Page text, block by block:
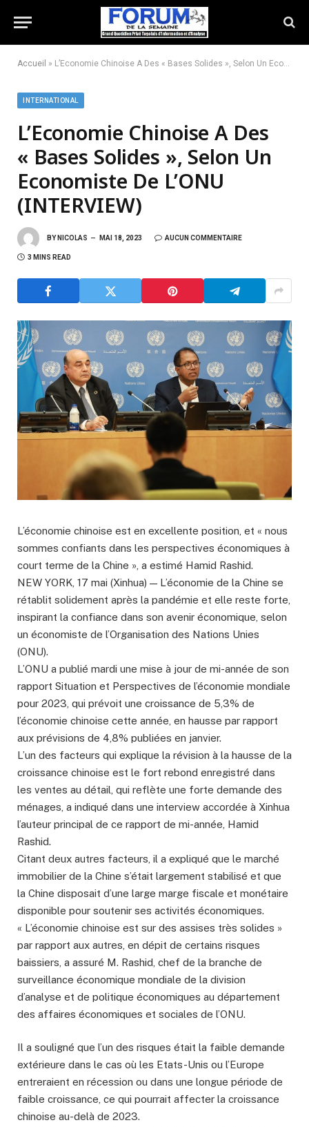
Accueil » L’Economie Chinoise A Des « Bases Solides », Selon Un Economiste De L’ONU (INTERVIEW)
INTERNATIONAL
L’Economie Chinoise A Des
« Bases Solides », Selon Un
Economiste De L’ONU
(INTERVIEW)
BY NICOLAS MAI 18, 2023 AUCUN COMMENTAIRE
3 MINS READ
L’économie chinoise est en excellente position, et « nous
sommes confiants dans les perspectives économiques à
court terme de la Chine », a estimé Hamid Rashid.
NEW YORK, 17 mai (Xinhua) — L’économie de la Chine se
rétablit solidement après la pandémie et elle reste forte,
inspirant la confiance dans son avenir économique, selon
un économiste de l’Organisation des Nations Unies
(ONU).
L’ONU a publié mardi une mise à jour de mi-année de son
rapport Situation et Perspectives de l’économie mondiale
pour 2023, qui prévoit une croissance de 5,3% de
l’économie chinoise cette année, en hausse par rapport
aux prévisions de 4,8% publiées en janvier.
L’un des facteurs qui explique la révision à la hausse de la
croissance chinoise est le fort rebond enregistré dans
les ventes au détail, qui reflète une forte demande des
ménages, a indiqué dans une interview accordée à Xinhua
l’auteur principal de ce rapport de mi-année, Hamid
Rashid.
Citant deux autres facteurs, il a expliqué que le marché
immobilier de la Chine s’était largement stabilisé et que
la Chine disposait d’une large marge fiscale et monétaire
disponible pour soutenir ses activités économiques.
« L’économie chinoise est sur des assises très solides »
par rapport aux autres, en dépit de certains risques
baissiers, a assuré M. Rashid, chef de la branche de
surveillance économique mondiale de la division
d’analyse et de politique économiques au département
des affaires économiques et sociales de l’ONU.
Il a souligné que l’un des risques était la faible demande
extérieure dans le cas où les Etats-Unis ou l’Europe
entreraient en récession ou dans une longue période de
faible croissance, ce qui pourrait affecter la croissance
chinoise au-delà de 2023.